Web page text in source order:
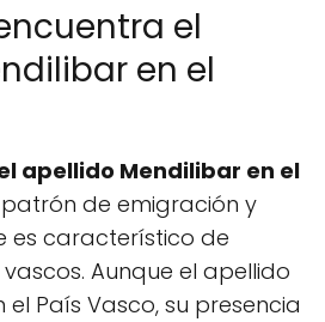
el
en el
apellido Mendilibar en el
de emigración y
es característico de
Aunque el apellido
el País Vasco, su presencia